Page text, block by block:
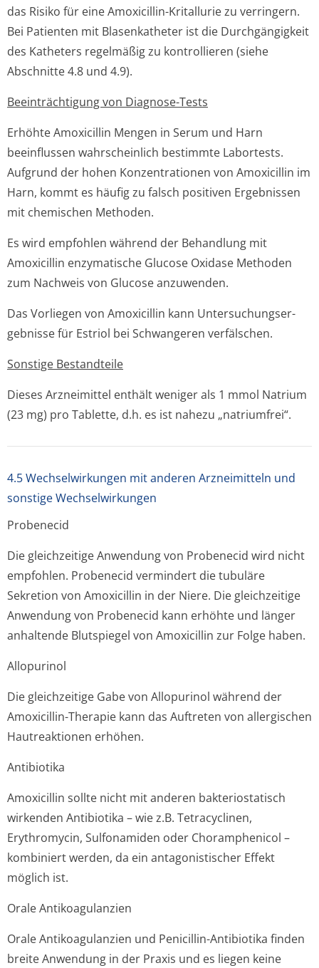
das Risiko für eine Amoxicillin-Kritallurie zu verringern.
Bei Patienten mit Blasenkatheter ist die Durchgängigkeit
des Katheters regelmäßig zu kontrollieren (siehe
Abschnitte 4.8 und 4.9).
Beeinträchtigung von Diagnose-Tests
Erhöhte Amoxicillin Mengen in Serum und Harn
beeinflussen wahrscheinlich bestimmte Labortests.
Aufgrund der hohen Konzentrationen von Amoxicillin im
Harn, kommt es häufig zu falsch positiven Ergebnissen
mit chemischen Methoden.
Es wird empfohlen während der Behandlung mit
Amoxicillin enzymatische Glucose Oxidase Methoden
zum Nachweis von Glucose anzuwenden.
Das Vorliegen von Amoxicillin kann Untersuchungser­
gebnisse für Estriol bei Schwangeren verfälschen.
Sonstige Bestandteile
Dieses Arzneimittel enthält weniger als 1 mmol Natrium
(23 mg) pro Tablette, d.h. es ist nahezu „natriumfrei“.
4.5 Wechselwirkungen mit anderen Arzneimitteln und
sonstige Wechselwirkungen
Probenecid
Die gleichzeitige Anwendung von Probenecid wird nicht
empfohlen. Probenecid vermindert die tubuläre
Sekretion von Amoxicillin in der Niere. Die gleichzeitige
Anwendung von Probenecid kann erhöhte und länger
anhaltende Blutspiegel von Amoxicillin zur Folge haben.
Allopurinol
Die gleichzeitige Gabe von Allopurinol während der
Amoxicillin-Therapie kann das Auftreten von allergischen
Hautreaktionen erhöhen.
Antibiotika
Amoxicillin sollte nicht mit anderen bakteriostatisch
wirkenden Antibiotika – wie z.B. Tetracyclinen,
Erythromycin, Sulfonamiden oder Choramphenicol –
kombiniert werden, da ein antagonistischer Effekt
möglich ist.
Orale Antikoagulanzien
Orale Antikoagulanzien und Penicillin-Antibiotika finden
breite Anwendung in der Praxis und es liegen keine